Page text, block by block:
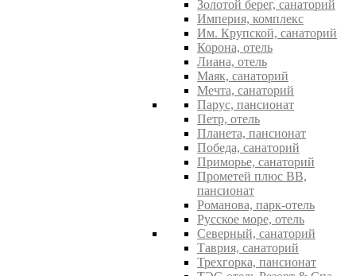
Золотой берег, санаторий
Империя, комплекс
Им. Крупской, санаторий
Корона, отель
Лиана, отель
Маяк, санаторий
Мечта, санаторий
Парус, пансионат
Петр, отель
Планета, пансионат
Победа, санаторий
Приморье, санаторий
Прометей плюс ВВ,
пансионат
Романова, парк-отель
Русское море, отель
Северный, санаторий
Таврия, санаторий
Трехгорка, пансионат